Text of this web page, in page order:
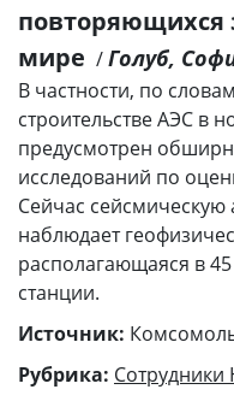
повторяющихся
мире /Голуб,
В частности, по
строительстве АЭС в
предусмотрен
исследований по
Сейчас сейсмическую
наблюдает
располагающаяся в
станции.
Источник:
Рубрика: